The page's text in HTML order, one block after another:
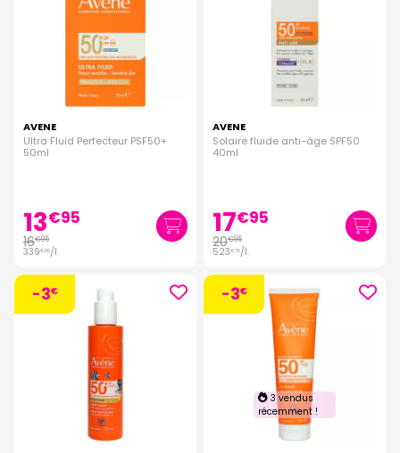
AVENE
Ultra Fluid Perfecteur PSF50+
50ml
13€95
16€95
339€00/l.
AVENE
Solaire fluide anti-âge SPF50
40ml
17€95
20€95
523€75/l.
-3€ -3€
3 vendus
récemment !